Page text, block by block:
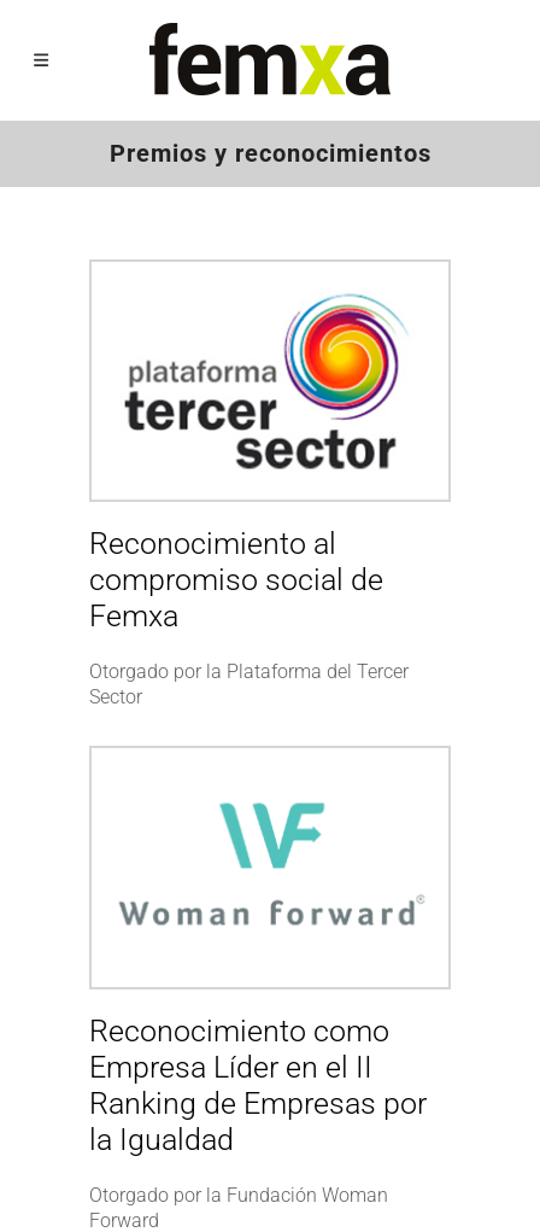
Premios y reconocimientos
Reconocimiento al
compromiso social de
Femxa
Otorgado por la Plataforma del Tercer
Sector
Reconocimiento como
Empresa Líder en el II
Ranking de Empresas por
la Igualdad
Otorgado por la Fundación Woman
Forward